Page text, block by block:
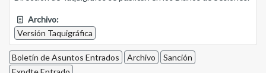
Archivo:
Versión Taquigráfica
Boletín de Asuntos Entrados Archivo
Sanción